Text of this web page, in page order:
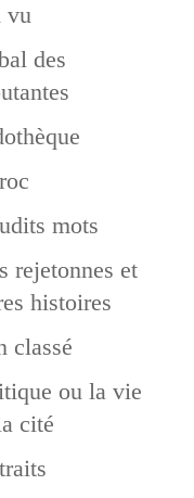
vu
des
mots
rejetonnes et
histoires
classé
ou la vie
cité